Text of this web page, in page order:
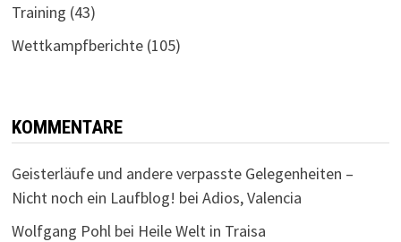
Training (43)
Wettkampfberichte(105)
KOMMENTARE
Geisterläufe und andere verpasste Gelegenheiten –
Nicht noch ein Laufblog! bei Adios, Valencia
Wolfgang Pohlbei Heile Welt in Traisa